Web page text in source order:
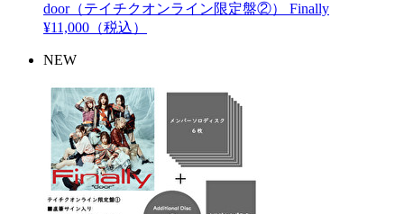
door（テイチクオンライン限定盤②） Finally
¥11,000（税込）
NEW